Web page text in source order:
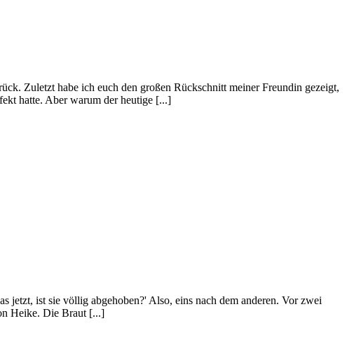
Zuletzt habe ich euch den großen Rückschnitt meiner Freundin gezeigt,
hatte. Aber warum der heutige [...]
jetzt, ist sie völlig abgehoben?' Also, eins nach dem anderen. Vor zwei
Heike. Die Braut [...]